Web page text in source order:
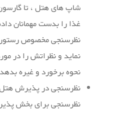
شاپ های هتل ، تا
غذا را بدست مهمانان
نظرسنجی مخصوص
نماید و نظراتش را در
نحوه برخورد و غیره
نظرسنجی در پذیرش
نظرسنجی برای بخش